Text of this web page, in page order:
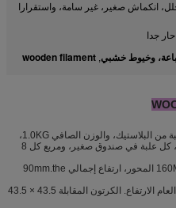
انكماش صغير، غير سامة، واستقرارا
جدا
,
wooden filament
نحن نستخدم علبة من البلاستيك، والوزن الصافي 1.0KG،
وضعنا المجففة في ذلك، حزمة استخدام فراغ، كل علبة في صندوق صغير، ومربع كل 8
قطر 160MM، hole32mm المحور، ارتفاع إجمالي 90mm.the
الكرتون المقابلة 43.5 × 43.5